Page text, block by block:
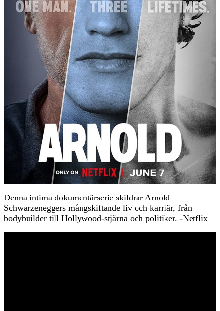
Denna intima dokumentärserie skildrar Arnold
Schwarzeneggers mångskiftande liv och karriär, från
bodybuilder till Hollywood-stjärna och politiker. -Netflix